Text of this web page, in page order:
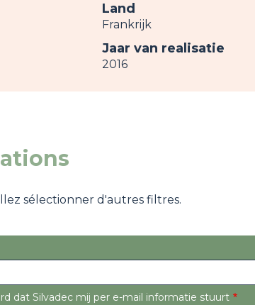
Land
Frankrijk
Jaar van realisatie
2016
sélectionner d'autres filtres.
dat Silvadec mij per e-mail informatie stuurt